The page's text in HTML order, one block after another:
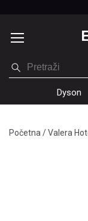
Dyson
Početna /Valera